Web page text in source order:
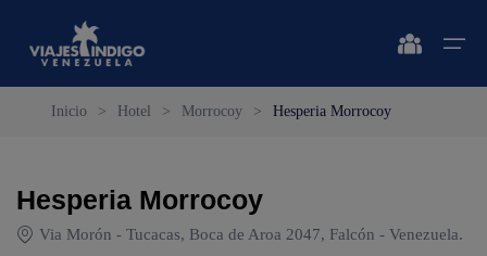
Destinos
Destinos
🔍 Sol y Playa
🔍 Naturaleza y Ciudad
Inicio > Hotel > Morrocoy > Hesperia Morrocoy
Hesperia Morrocoy
Via Morón - Tucacas, Boca de Aroa 2047, Falcón - Venezuela.